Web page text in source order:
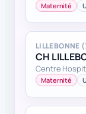
Maternité
LILLEBONNE
CH
Centre
Maternité